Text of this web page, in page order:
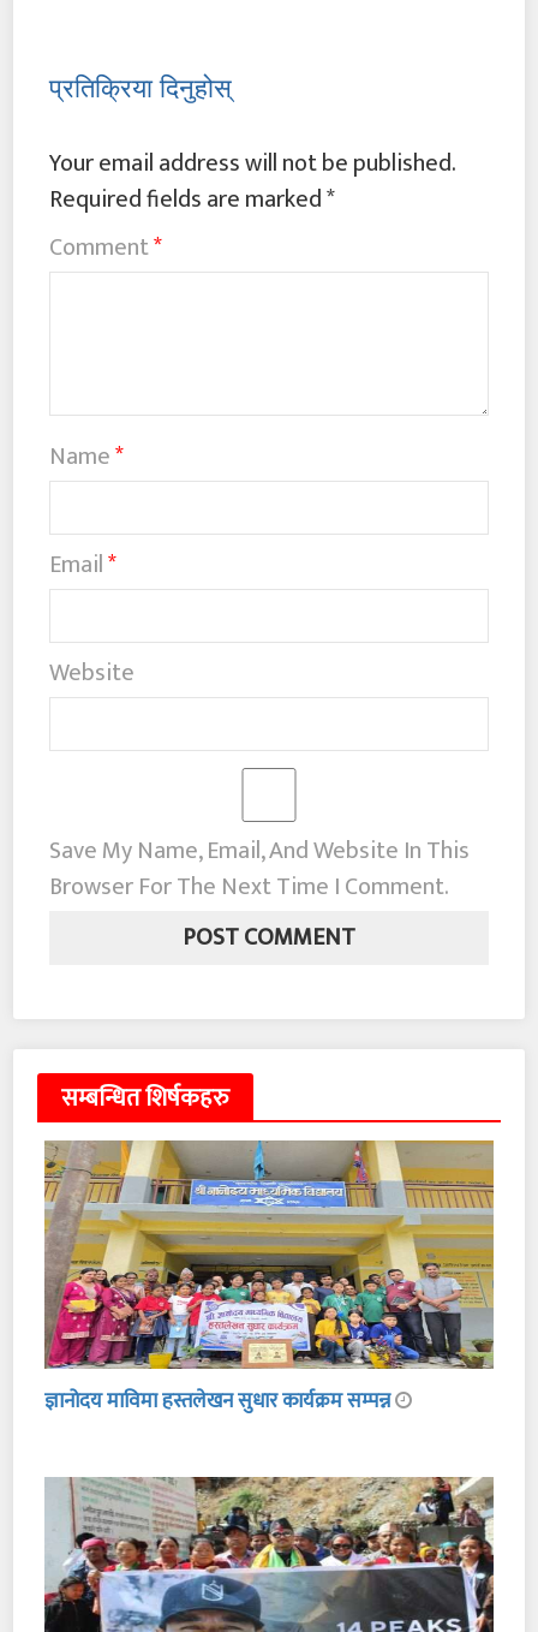
प्रतिक्रिया दिनुहोस्
Your email address will not be published.
Required fields are marked*
Comment*
Name*
Email*
Website
Save My Name, Email, And Website In This
Browser For The Next Time I Comment.
सम्बन्धित शिर्षकहरु
ज्ञानोदय माविमा हस्तलेखन सुधार कार्यक्रम सम्पन्न